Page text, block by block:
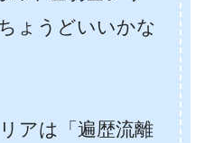
ょうどいいかな
アは「遍歴流離